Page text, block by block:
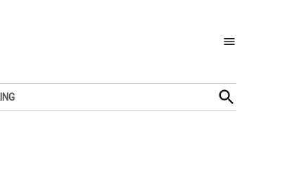
Open
Search